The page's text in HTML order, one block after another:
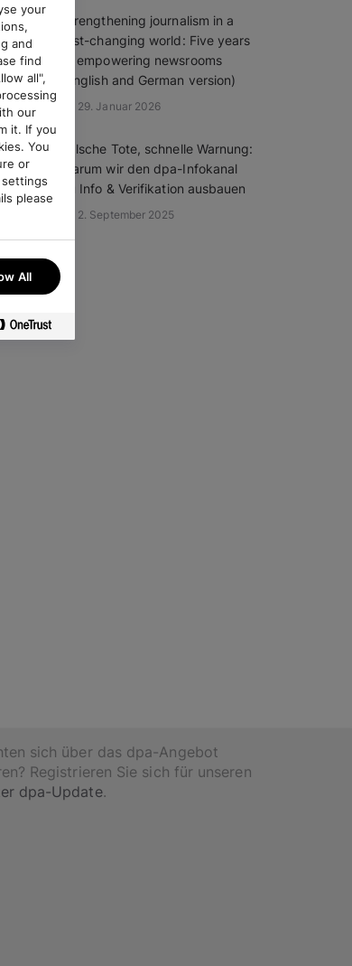
Strengthening journalism in a
fast-changing world: Five years
of empowering newsrooms
(English and German version)
29. Januar 2026
Falsche Tote, schnelle Warnung:
Warum wir den dpa-Infokanal
zu Info & Verifikation ausbauen
2. September 2025
sich über das dpa-Angebot
Registrieren Sie sich für unseren
dpa-Update.
your
and
find
all",
our
it. If you
You
or
please
All